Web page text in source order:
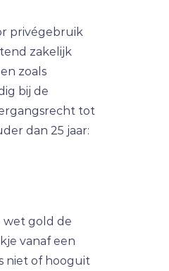
privégebruik
zakelijk
zoals
bij de
tot
dan 25 jaar:
wet gold de
vanaf een
niet of hooguit